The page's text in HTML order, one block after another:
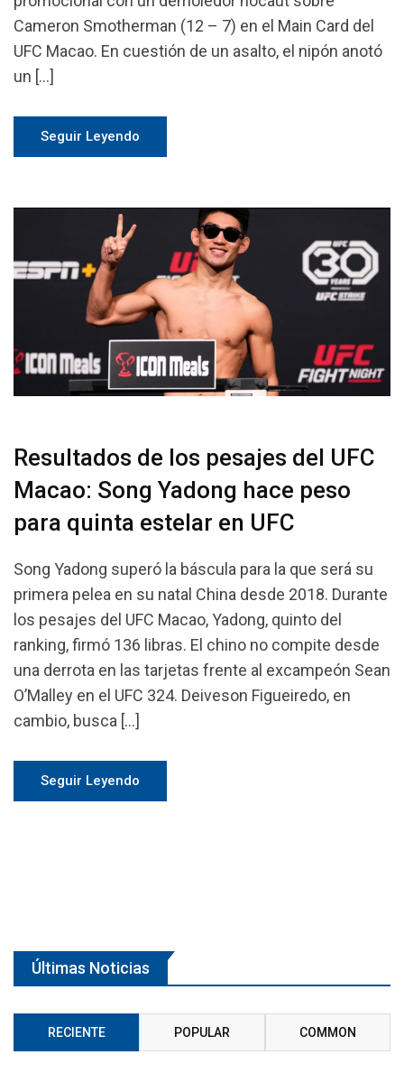
Cameron Smotherman (12 – 7) en el Main Card del
UFC Macao. En cuestión de un asalto, el nipón anotó
un […]
Seguir Leyendo
Resultados de los pesajes del UFC
Macao: Song Yadong hace peso
para quinta estelar en UFC
Song Yadong superó la báscula para la que será su
primera pelea en su natal China desde 2018. Durante
los pesajes del UFC Macao, Yadong, quinto del
ranking, firmó 136 libras. El chino no compite desde
una derrota en las tarjetas frente al excampeón Sean
O’Malley en el UFC 324. Deiveson Figueiredo, en
cambio, busca […]
Seguir Leyendo
Últimas Noticias
RECIENTE POPULAR COMMON